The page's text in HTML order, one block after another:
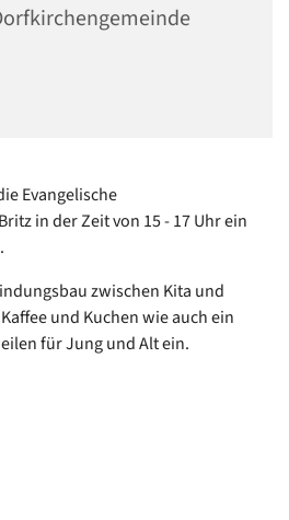
Evangelische
in der Zeit von 15 - 17 Uhr ein
zwischen Kita und
und Kuchen wie auch ein
für Jung und Alt ein.